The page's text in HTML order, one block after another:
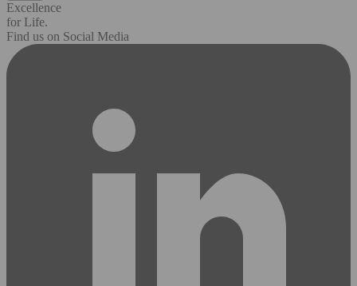
Excellence
for Life.
Find us on Social Media